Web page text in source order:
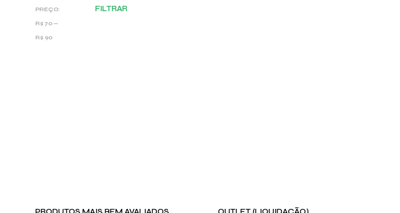
PREÇO
MÍNIMO
PREÇO
MÁXIMO
FILTRAR
PREÇO:
R$ 70—
R$ 90